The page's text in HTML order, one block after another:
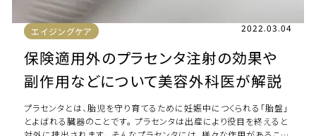
エイジングケア 2022.03.04
保険適用外のプラセンタ注射の効果や
副作用などについて美容外科医が解説
プラセンタとは、胎児を守り育てるために妊娠中につくられる「胎盤」
とよばれる臓器のことです。 プラセンタは出産により役目を終えると